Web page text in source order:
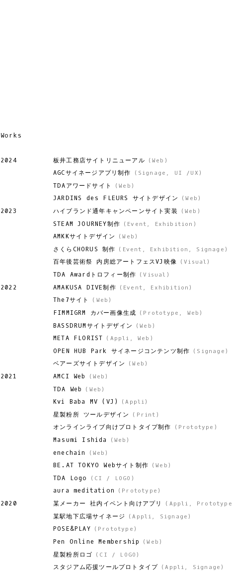
Works
2024 板井工務店サイトリニューアル (Web )
AGCサイネージアプリ制作 ( Signage , UI /UX )
TDAアワードサイト (Web )
JARDINS des FLEURS サイトデザイン (Web )
2023 ハイブランド通年キャンペーンサイト実装 (Web )
STEAM JOURNEY制作 ( Event , Exhibition )
AMKKサイトデザイン (Web )
さくらCHORUS 制作 ( Event , Exhibition , Signage )
百年後芸術祭 内房総アートフェスVJ映像 (Visual )
TDA Awardトロフィー制作 (Visual )
2022 AMAKUSA DIVE制作 ( Event , Exhibition )
The7サイト ( Web )
FIMMIGRM カバー画像生成 ( Prototype , Web )
BASSDRUMサイトデザイン (Web )
META FLORIST ( Appli ,Web )
OPEN HUB Park サイネージコンテンツ制作 ( Signage )
ベアーズサイトデザイン (Web )
2021 AMCI Web ( Web )
TDA Web ( Web )
Kvi Baba MV (VJ) (Appli)
星製粉所 ツールデザイン ( Print )
オンラインライブ向けプロトタイプ制作 ( Prototype )
Masumi Ishida ( Web )
enechain ( Web )
BE.AT TOKYO Webサイト制作 (Web )
TDA Logo ( CI / LOGO )
aura meditation ( Prototype )
2020 某メーカー 社内イベント向けアプリ ( Appli , Prototype
某駅地下広場サイネージ (Appli , Signage )
POSE&PLAY ( Prototype )
Pen Online Membership (Web )
星製粉所ロゴ ( CI / LOGO )
スタジアム応援ツールプロトタイプ (Appli , Signage )